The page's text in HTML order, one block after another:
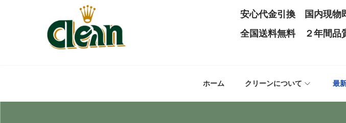
安心代金引換 国内現物
全国送料無料 ２年間品
ホーム クリーンについて 最